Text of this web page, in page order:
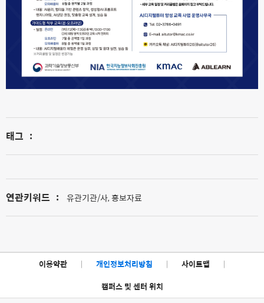
태그 :
연관키워드 : 유관기관/사, 홍보자료
이용약관 | 개인정보처리방침 | 사이트맵
|
캠퍼스 및 센터 위치